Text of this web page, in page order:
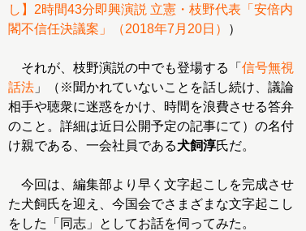
し】2時間43分即興演説 立憲・枝野代表「安倍内
閣不信任決議案」（2018年7月20日）
）
それが、枝野演説の中でも登場する「 信号無視
話法 」（※聞かれていないことを話し続け、議論
相手や聴衆に迷惑をかけ、時間を浪費させる答弁
のこと。詳細は近日公開予定の記事にて）の名付
け親である、一会社員である犬飼淳氏だ。
今回は、編集部より早く文字起こしを完成させ
た犬飼氏を迎え、今国会でさまざまな文字起こし
をした「同志」としてお話を伺ってみた。